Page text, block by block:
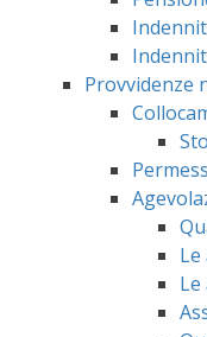
Provvidenze